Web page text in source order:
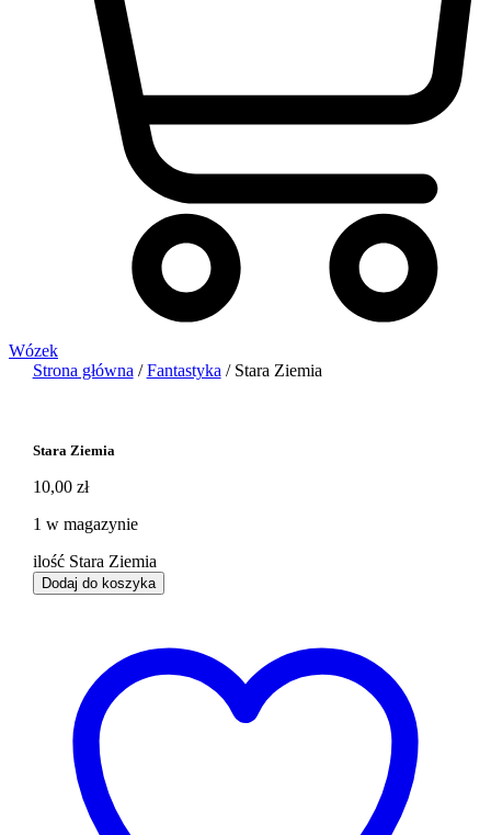
Wózek
Strona główna /Fantastyka / Stara Ziemia
Stara Ziemia
10,00 zł
1 w magazynie
ilość Stara Ziemia
Dodaj do koszyka